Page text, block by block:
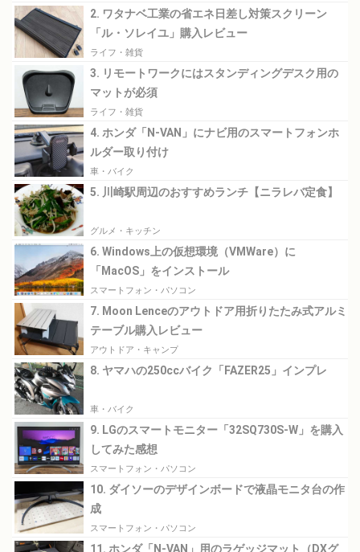
2. ワタナベ工業の省エネ日差し対策スクリーン
「ル・ソレイユ」購入レビュー
ライフ・雑貨
3. リモートワークにはスタンディングデスク用の
マットが必須
ライフ・雑貨
4. ホンダ「N-VAN」にナビ用のスマートフォンホ
ルダー取り付け
車・バイク
5. 川崎駅周辺のおすすめランチ【ニラレバ定食】
グルメ・キッチン
6. Windows上の仮想環境（VMWare）に
「MacOS」をインストール
スマートフォン・パソコン
7. Moon Lenceのアウトドア用折りたたみ式アルミ
テーブル購入レビュー
アウトドア・キャンプ
8. ヤマハの250ccバイク「FAZER25」インプレ
車・バイク
9. LGのスマートモニター「32SQ730S-W」を購入
してみた感想
スマートフォン・パソコン
10. ダイソーのデザインボードで液晶モニタ台の作
成
スマートフォン・パソコン
11. ホンダ「N-VAN」用のラゲッジマット（DXグ